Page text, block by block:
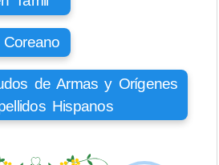
de Armas y Orígenes
Hispanos